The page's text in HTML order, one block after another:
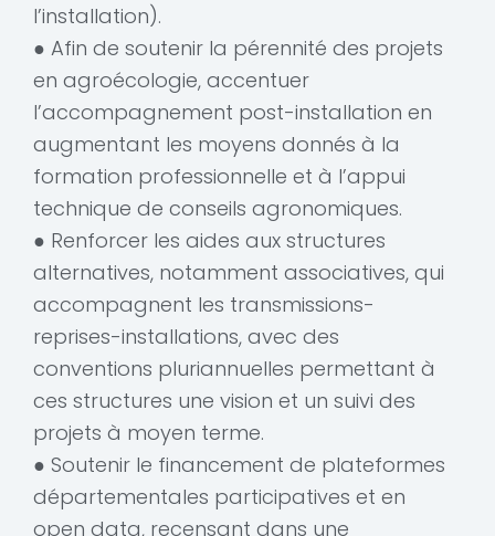
l’installation).
● Afin de soutenir la pérennité des projets
en agroécologie, accentuer
l’accompagnement post-installation en
augmentant les moyens donnés à la
formation professionnelle et à l’appui
technique de conseils agronomiques.
● Renforcer les aides aux structures
alternatives, notamment associatives, qui
accompagnent les transmissions-
reprises-installations, avec des
conventions pluriannuelles permettant à
ces structures une vision et un suivi des
projets à moyen terme.
● Soutenir le financement de plateformes
départementales participatives et en
open data, recensant dans une